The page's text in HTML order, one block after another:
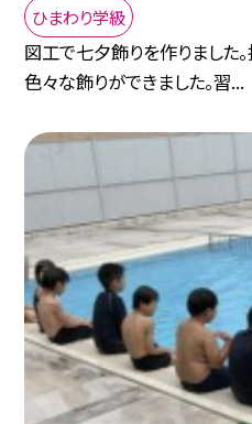
ひまわり学級
図工で七夕飾りを作りました
色々な飾りができました。習...